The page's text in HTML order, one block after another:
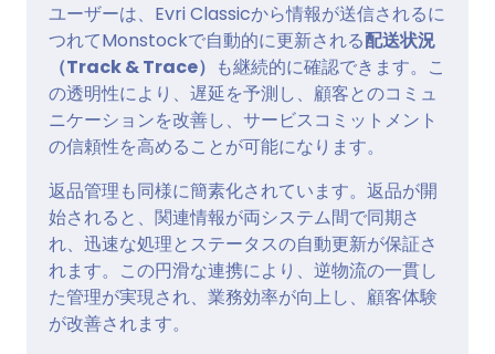
ユーザーは、Evri Classicから情報が送信されるに
つれてMonstockで自動的に更新される配送状況
（Track & Trace） も継続的に確認できます。こ
の透明性により、遅延を予測し、顧客とのコミュ
ニケーションを改善し、サービスコミットメント
の信頼性を高めることが可能になります。
返品管理も同様に簡素化されています。返品が開
始されると、関連情報が両システム間で同期さ
れ、迅速な処理とステータスの自動更新が保証さ
れます。この円滑な連携により、逆物流の一貫し
た管理が実現され、業務効率が向上し、顧客体験
が改善されます。